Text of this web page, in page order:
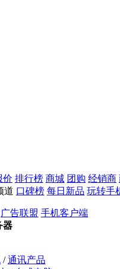
价 排行榜 商城 团购 经销商
道 口碑榜 每日新品 玩转手
广告联盟 手机客户端
器
/通讯产品